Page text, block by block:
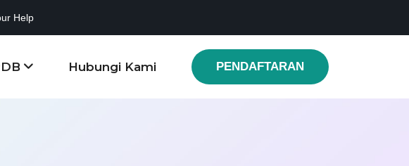
Help
Hubungi Kami PENDAFTARAN